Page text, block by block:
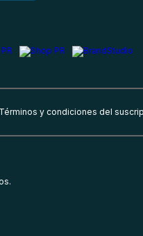
Términos y condiciones del